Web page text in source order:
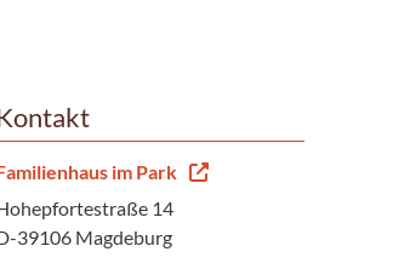
im Park
14
39106 Magdeburg